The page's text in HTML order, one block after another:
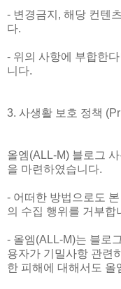
- 변경금지, 해당 컨텐
다.
- 위의 사항에 부합한
니다.
3. 사생활 보호 정책
올엠(ALL-M) 블로그
을 마련하였습니다.
- 어떠한 방법으로도
의 수집 행위를 거부합
- 올엠(ALL-M)는 블로
용자가 기밀사항 관련
한 피해에 대해서도 올